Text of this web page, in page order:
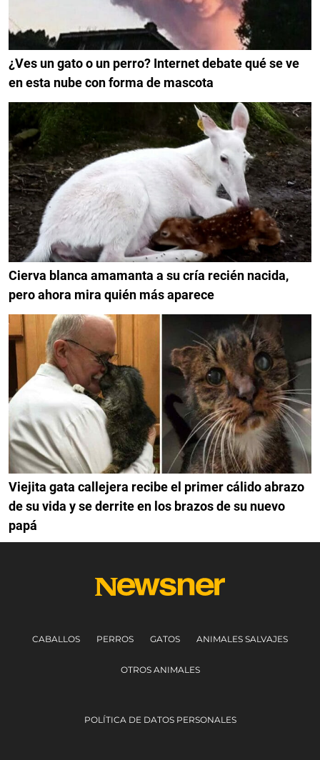
¿Ves un gato o un perro? Internet debate qué se ve
en esta nube con forma de mascota
Cierva blanca amamanta a su cría recién nacida,
pero ahora mira quién más aparece
Viejita gata callejera recibe el primer cálido abrazo
de su vida y se derrite en los brazos de su nuevo
papá
CABALLOS PERROS GATOS ANIMALES SALVAJES
OTROS ANIMALES
POLÍTICA DE DATOS PERSONALES